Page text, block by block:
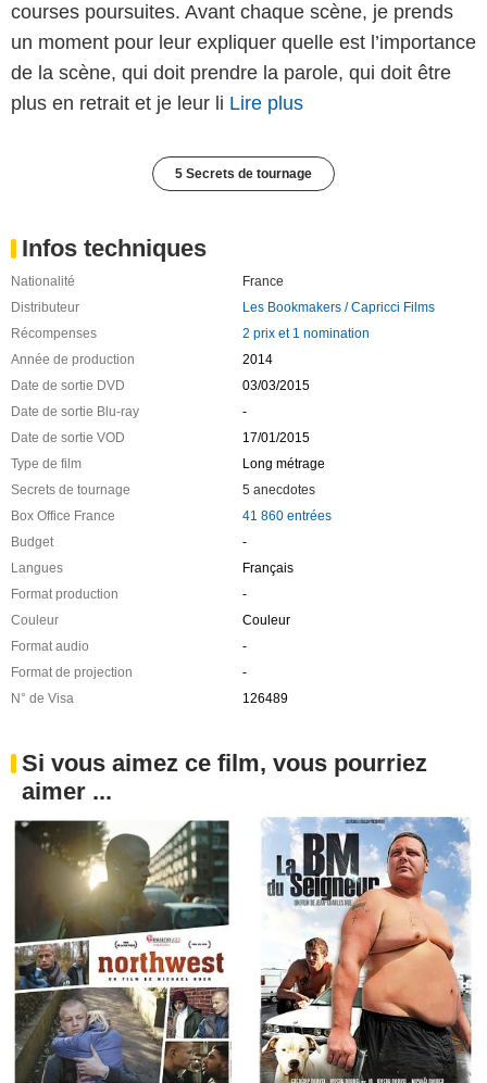
courses poursuites. Avant chaque scène, je prends
un moment pour leur expliquer quelle est l’importance
de la scène, qui doit prendre la parole, qui doit être
plus en retrait et je leur li Lire plus
5 Secrets de tournage
Infos techniques
Nationalité
France
Distributeur
Les Bookmakers / Capricci Films
Récompenses
2 prix et 1 nomination
Année de production
2014
Date de sortie DVD
03/03/2015
Date de sortie Blu-ray
-
Date de sortie VOD
17/01/2015
Type de film
Long métrage
Secrets de tournage
5 anecdotes
Box Office France
41 860 entrées
Budget
-
Langues
Français
Format production
-
Couleur
Couleur
Format audio
-
Format de projection
-
N° de Visa
126489
Si vous aimez ce film, vous pourriez
aimer ...